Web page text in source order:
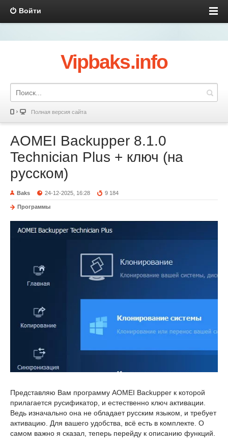
Войти
Vipbaks.info
Полная версия сайта
AOMEI Backupper 8.1.0
Technician Plus + ключ (на
русском)
Baks 24-12-2025, 16:28 9 184
Программы
Представляю Вам программу AOMEI Backupper к которой
прилагается русификатор, и естественно ключ активации.
Ведь изначально она не обладает русским языком, и требует
активацию. Для вашего удобства, всё есть в комплекте. О
самом важно я сказал, теперь перейду к описанию функций.